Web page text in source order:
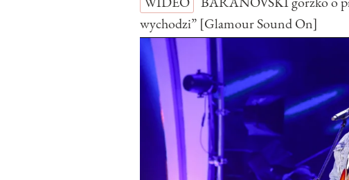
wychodzi” [Glamour Sound On]